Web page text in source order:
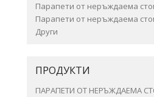
Парапети от неръждаема
Парапети от неръждаема
Други
ПРОДУКТИ
ПАРАПЕТИ ОТ НЕРЪЖДАЕМА